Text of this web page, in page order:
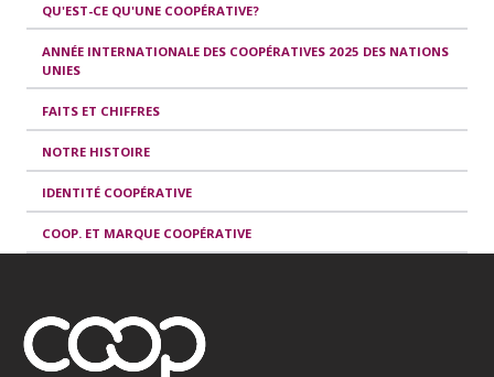
QU'EST-CE QU'UNE COOPÉRATIVE?
ANNÉE INTERNATIONALE DES COOPÉRATIVES 2025 DES NATIONS
UNIES
FAITS ET CHIFFRES
NOTRE HISTOIRE
IDENTITÉ COOPÉRATIVE
COOP. ET MARQUE COOPÉRATIVE